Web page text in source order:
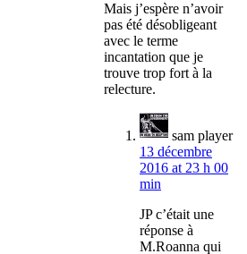
Mais j’espère n’avoir
pas été désobligeant
avec le terme
incantation que je
trouve trop fort à la
relecture.
sam player
13 décembre
2016 at 23 h 00
min
JP c’était une
réponse à
M.Roanna qui